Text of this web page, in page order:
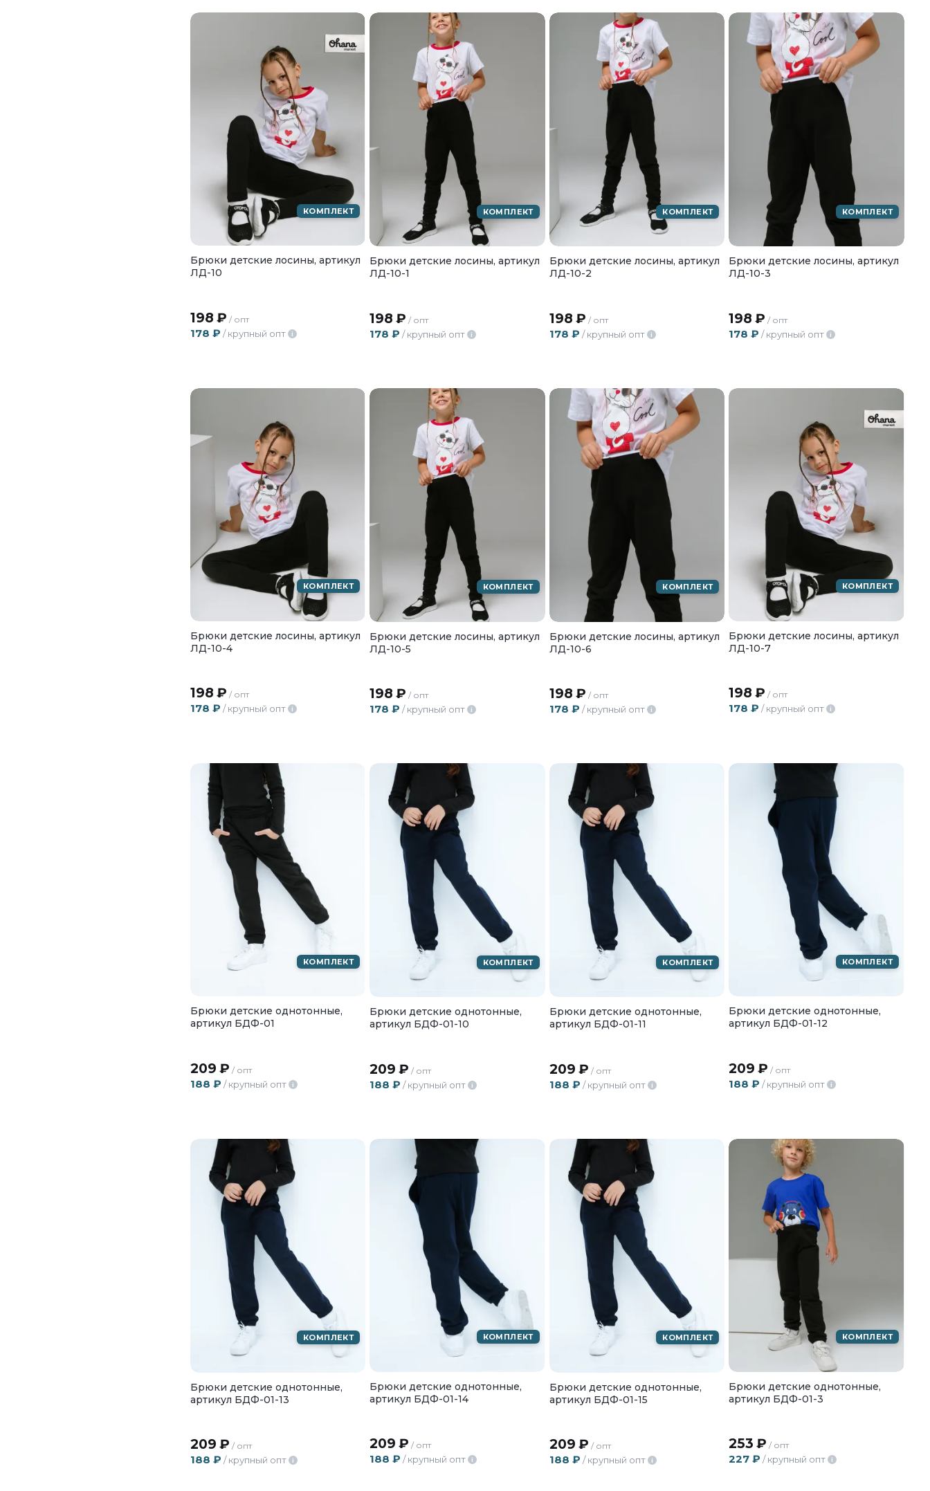
КОМПЛЕКТ
Брюки детские лосины, артикул
ЛД-10
198 ₽ / опт
178 ₽ / крупный опт i
КОМПЛЕКТ
Брюки детские лосины, артикул
ЛД-10-1
198 ₽ / опт
178 ₽ / крупный опт i
КОМПЛЕКТ
Брюки детские лосины, артикул
ЛД-10-2
198 ₽ / опт
178 ₽ / крупный опт i
КОМПЛЕКТ
Брюки детские лосины, артикул
ЛД-10-3
198 ₽ / опт
178 ₽ / крупный опт i
КОМПЛЕКТ
Брюки детские лосины, артикул
ЛД-10-4
198 ₽ / опт
178 ₽ / крупный опт i
КОМПЛЕКТ
Брюки детские лосины, артикул
ЛД-10-5
198 ₽ / опт
178 ₽ / крупный опт i
КОМПЛЕКТ
Брюки детские лосины, артикул
ЛД-10-6
198 ₽ / опт
178 ₽ / крупный опт i
КОМПЛЕКТ
Брюки детские лосины, артикул
ЛД-10-7
198 ₽ / опт
178 ₽ / крупный опт i
КОМПЛЕКТ
Брюки детские однотонные,
артикул БДФ-01
209 ₽ / опт
188 ₽ / крупный опт i
КОМПЛЕКТ
Брюки детские однотонные,
артикул БДФ-01-10
209 ₽ / опт
188 ₽ / крупный опт i
КОМПЛЕКТ
Брюки детские однотонные,
артикул БДФ-01-11
209 ₽ / опт
188 ₽ / крупный опт i
КОМПЛЕКТ
Брюки детские однотонные,
артикул БДФ-01-12
209 ₽ / опт
188 ₽ / крупный опт i
КОМПЛЕКТ
Брюки детские однотонные,
артикул БДФ-01-13
209 ₽ / опт
188 ₽ / крупный опт i
КОМПЛЕКТ
Брюки детские однотонные,
артикул БДФ-01-14
209 ₽ / опт
188 ₽ / крупный опт i
КОМПЛЕКТ
Брюки детские однотонные,
артикул БДФ-01-15
209 ₽ / опт
188 ₽ / крупный опт i
КОМПЛЕКТ
Брюки детские однотонные,
артикул БДФ-01-3
253 ₽ / опт
227 ₽ / крупный опт i